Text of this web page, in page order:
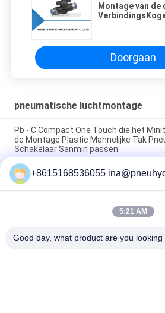
Montage van de
van de
Doorgaan
pneumatische luchtmontage
Pb - C Compact One Touch die het
de Montage Plastic Mannelijke Tak
Schakelaar Sanmin passen
NBSANMINSE van de de
Pneumatische Lucht van de het
het Messingsknalpot
Messing van de de Luchtmontage van
+8615168536055
5:21 AM
Good day, what product are you looking